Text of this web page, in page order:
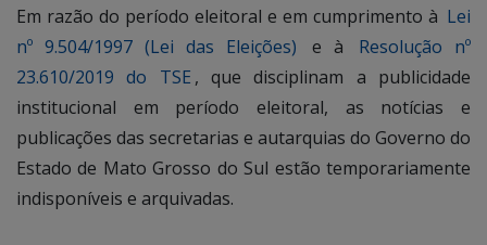
Em razão do período eleitoral e em cumprimento à Lei
nº 9.504/1997 (Lei das Eleições)
e à
Resolução nº
23.610/2019 do TSE , que disciplinam a publicidade
institucional em período eleitoral, as notícias e
publicações das secretarias e autarquias do Governo do
Estado de Mato Grosso do Sul estão temporariamente
indisponíveis e arquivadas.